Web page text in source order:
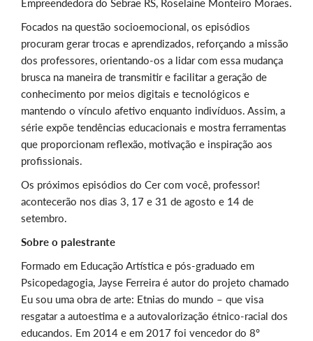
Empreendedora do Sebrae RS, Roselaine Monteiro Moraes.
Focados na questão socioemocional, os episódios
procuram gerar trocas e aprendizados, reforçando a missão
dos professores, orientando-os a lidar com essa mudança
brusca na maneira de transmitir e facilitar a geração de
conhecimento por meios digitais e tecnológicos e
mantendo o vínculo afetivo enquanto indivíduos. Assim, a
série expõe tendências educacionais e mostra ferramentas
que proporcionam reflexão, motivação e inspiração aos
profissionais.
Os próximos episódios do Cer com você, professor!
acontecerão nos dias 3, 17 e 31 de agosto e 14 de
setembro.
Sobre o palestrante
Formado em Educação Artística e pós-graduado em
Psicopedagogia, Jayse Ferreira é autor do projeto chamado
Eu sou uma obra de arte: Etnias do mundo – que visa
resgatar a autoestima e a autovalorização étnico-racial dos
educandos. Em 2014 e em 2017 foi vencedor do 8º